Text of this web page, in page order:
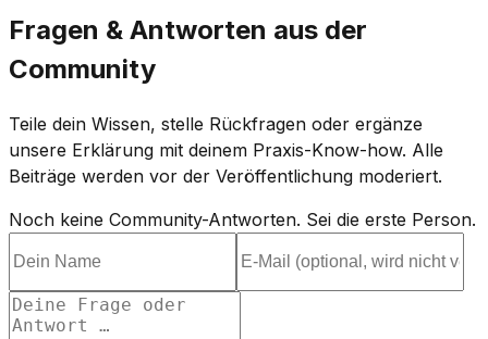
Fragen & Antworten aus der
Community
Teile dein Wissen, stelle Rückfragen oder ergänze
unsere Erklärung mit deinem Praxis-Know-how. Alle
Beiträge werden vor der Veröffentlichung moderiert.
Noch keine Community-Antworten. Sei die erste Person.